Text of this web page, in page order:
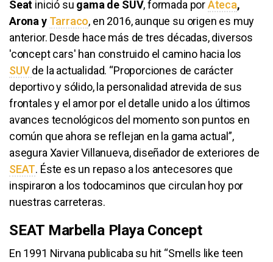
Seat inició su gama de SUV, formada porAteca,
Arona y Tarraco, en 2016, aunque su origen es muy
anterior. Desde hace más de tres décadas, diversos
'concept cars' han construido el camino hacia los
SUVde la actualidad. “Proporciones de carácter
deportivo y sólido, la personalidad atrevida de sus
frontales y el amor por el detalle unido a los últimos
avances tecnológicos del momento son puntos en
común que ahora se reflejan en la gama actual”,
asegura Xavier Villanueva, diseñador de exteriores de
SEAT. Éste es un repaso a los antecesores que
inspiraron a los todocaminos que circulan hoy por
nuestras carreteras.
SEAT Marbella Playa Concept
En 1991 Nirvana publicaba su hit “Smells like teen